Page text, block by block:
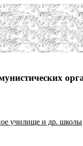
училище и др. школы